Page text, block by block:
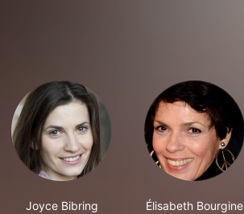
Joyce Bibring
Élisabeth Bourgine